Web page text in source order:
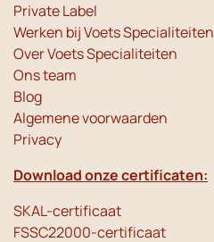
Private Label
Werken bij Voets Specialiteiten
Over Voets Specialiteiten
Ons team
Blog
Algemene voorwaarden
Privacy
Download onze certificaten:
SKAL-certificaat
FSSC22000-certificaat